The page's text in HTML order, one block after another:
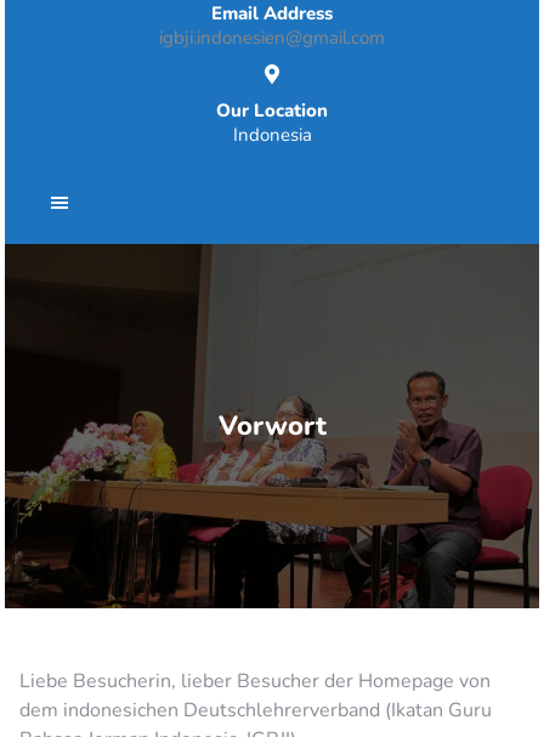
Email Address
igbji.indonesien@gmail.com
Our Location
Indonesia
Vorwort
Liebe Besucherin, lieber Besucher der Homepage von
dem indonesichen Deutschlehrerverband (Ikatan Guru